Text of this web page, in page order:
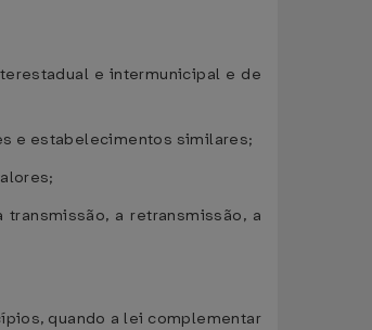
e intermunicipal e de
e estabelecimentos similares;
a retransmissão, a
quando a lei complementar